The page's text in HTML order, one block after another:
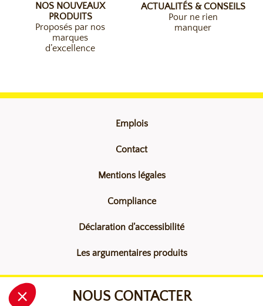
NOUS CONTACTER
NOS NOUVEAUX
PRODUITS
Proposés par nos
marques
d’excellence
ACTUALITÉS & CONSEILS
Pour ne rien
manquer
Emplois
Contact
Mentions légales
Compliance
Déclaration d’accessibilité
Les argumentaires produits